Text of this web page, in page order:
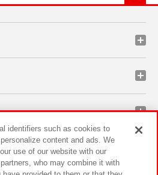
identifiers such as cookies to
content and ads. We
use of our website with our
who may combine it with